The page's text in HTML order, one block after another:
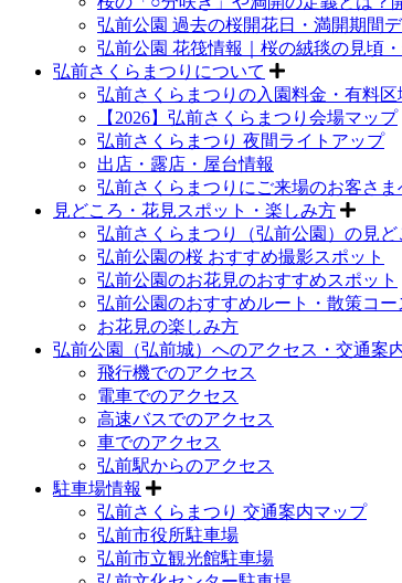
弘前公園 過去の桜開花日・満開期間
弘前公園 花筏情報｜桜の絨毯の見頃
弘前さくらまつりについて
弘前さくらまつりの入園料金・有料区
【2026】弘前さくらまつり会場マップ
弘前さくらまつり 夜間ライトアップ
出店・露店・屋台情報
弘前さくらまつりにご来場のお客さ
見どころ・花見スポット・楽しみ方
弘前さくらまつり（弘前公園）の見ど
弘前公園の桜 おすすめ撮影スポット
弘前公園のお花見のおすすめスポット
弘前公園のおすすめルート・散策コー
お花見の楽しみ方
弘前公園（弘前城）へのアクセス・交通案
飛行機でのアクセス
電車でのアクセス
高速バスでのアクセス
車でのアクセス
弘前駅からのアクセス
駐車場情報
弘前さくらまつり 交通案内マップ
弘前市役所駐車場
弘前市立観光館駐車場